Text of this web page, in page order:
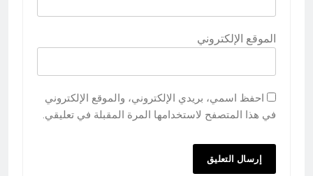
الموقع الإلكتروني
احفظ اسمي، بريدي الإلكتروني، والموقع الإلكتروني
في هذا المتصفح لاستخدامها المرة المقبلة في تعليقي.